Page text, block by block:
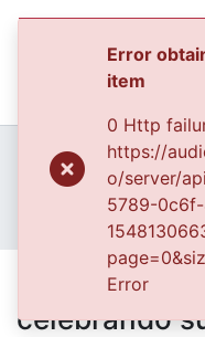
Home
Bomberos
celebrando
Error
item
0 Http
https://
o/server/
5789-
Error